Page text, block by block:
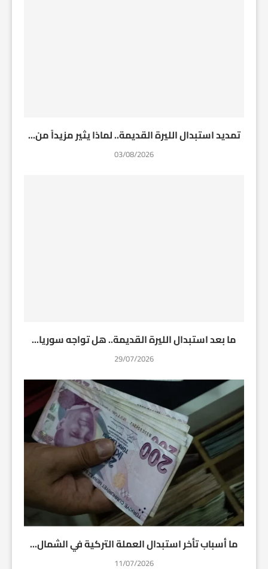
تمديد استبدال الليرة القديمة.. لماذا يثير مزيداً من...
03/08/2026
ما بعد استبدال الليرة القديمة.. هل تواجه سوريا...
29/07/2026
ما أسباب تأخر استبدال العملة التركية في الشمال...
11/07/2026